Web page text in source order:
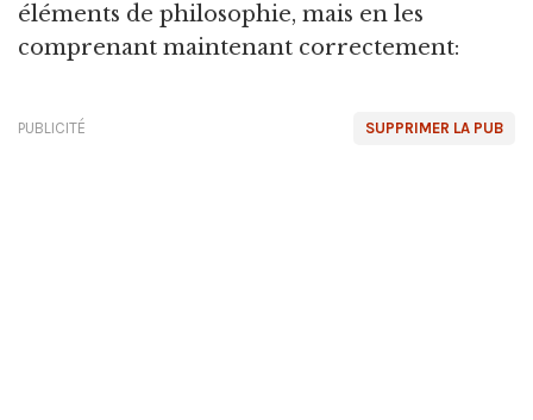
éléments de philosophie, mais en les
comprenant maintenant correctement:
SUPPRIMER LA PUB
PUBLICITÉ